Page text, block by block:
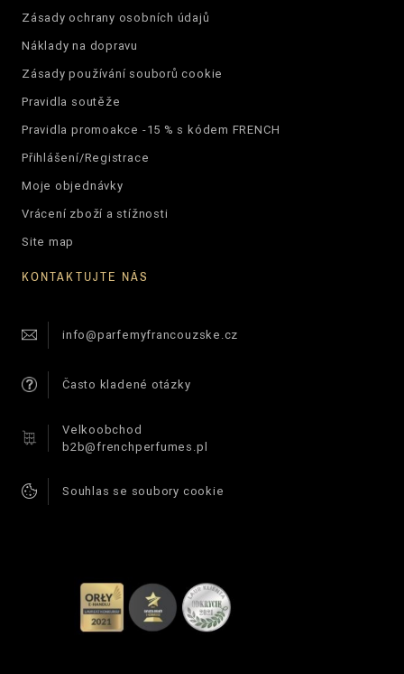
Zásady ochrany osobních údajů
Náklady na dopravu
Zásady používání souborů cookie
Pravidla soutěže
Pravidla promoakce -15 % s kódem FRENCH
Přihlášení/Registrace
Moje objednávky
Vrácení zboží a stížnosti
Site map
KONTAKTUJTE NÁS
info@parfemyfrancouzske.cz
Často kladené otázky
Velkoobchod
b2b@frenchperfumes.pl
Souhlas se soubory cookie